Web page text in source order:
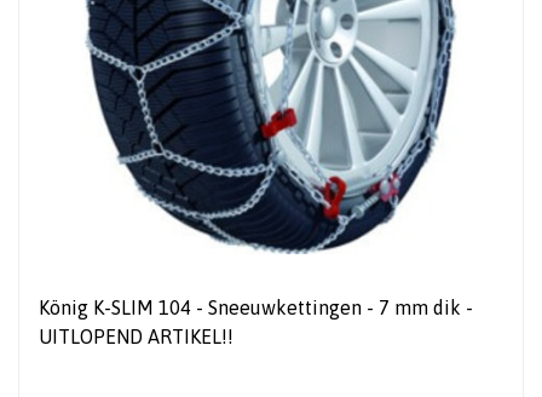
König K-SLIM 104 - Sneeuwkettingen - 7 mm dik -
UITLOPEND ARTIKEL!!